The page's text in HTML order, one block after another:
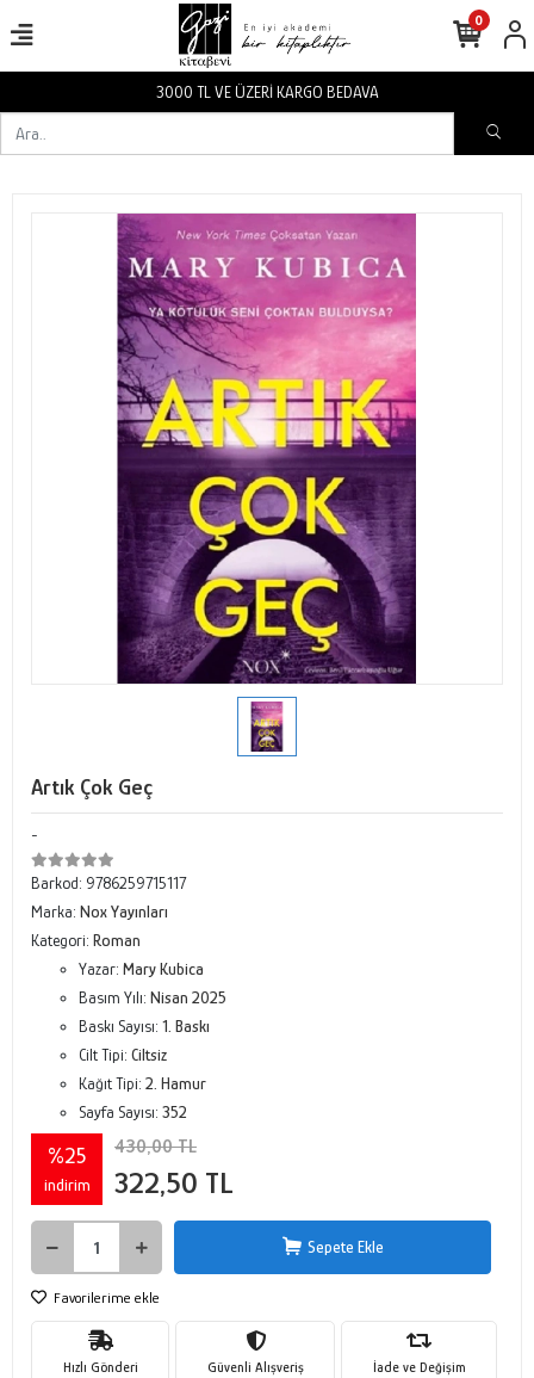
3000 TL VE ÜZERİ KARGO BEDAVA
0
Artık Çok Geç
-
Barkod: 9786259715117
Marka: Nox Yayınları
Kategori: Roman
Yazar: Mary Kubica
Basım Yılı: Nisan 2025
Baskı Sayısı: 1. Baskı
Cilt Tipi: Ciltsiz
Kağıt Tipi: 2. Hamur
Sayfa Sayısı: 352
%25
indirim
430,00 TL
322,50 TL
Sepete Ekle
Favorilerime ekle
Hızlı Gönderi Güvenli Alışveriş İade ve Değişim